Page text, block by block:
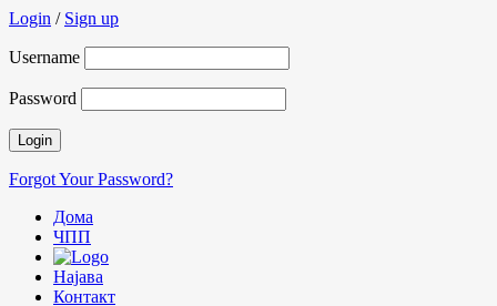
Login / Sign up
Username
Password
Forgot Your Password?
Дома
ЧПП
Најава
Контакт